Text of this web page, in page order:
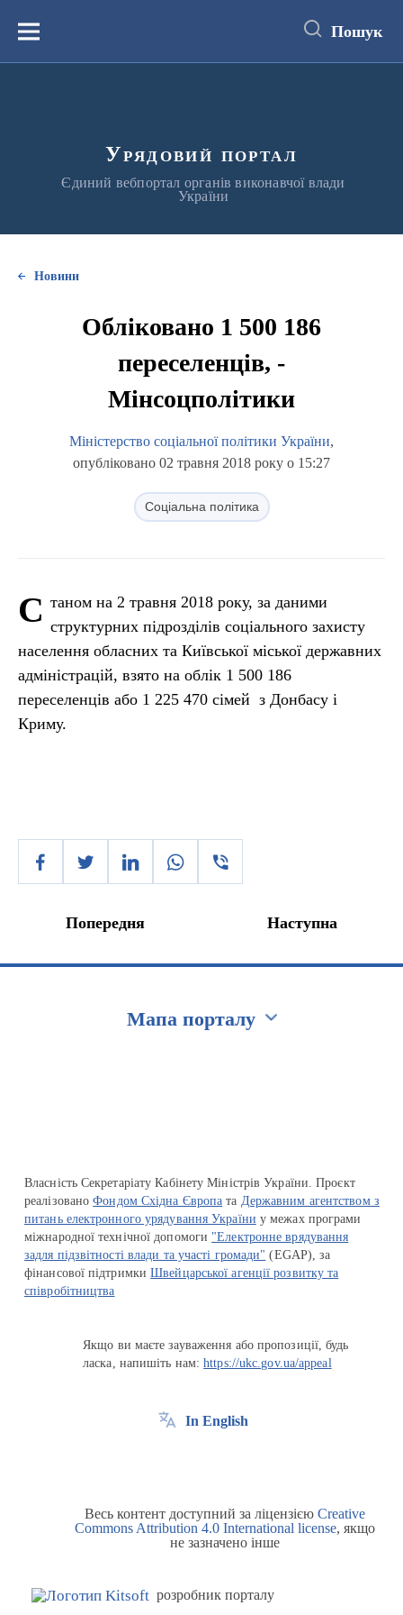
вмістуМеню Пошук
Урядовий портал
Єдиний вебпортал органів виконавчої влади
України
Новини
Обліковано 1 500 186
переселенців, -
Мінсоцполітики
Міністерство соціальної політики України,
опубліковано 02 травня 2018 року о 15:27
Соціальна політика
С таном на 2 травня 2018 року, за даними
структурних підрозділів соціального захисту
населення обласних та Київської міської державних
адміністрацій, взято на облік 1 500 186
переселенців або 1 225 470 сімей з Донбасу і
Криму.
Попередня Наступна
Мапа порталу
Власність Секретаріату Кабінету Міністрів України. Проєкт
реалізованоФондом Східна Європа та Державним агентством з
питань електронного урядування України у межах програми
міжнародної технічної допомоги "Електронне врядування
задля підзвітності влади та участі громади" (EGAP), за
фінансової підтримкиШвейцарської агенції розвитку та
співробітництва
Якщо ви маєте зауваження або пропозиції, будь
ласка, напишіть нам:https://ukc.gov.ua/appeal
In English
Весь контент доступний за ліцензією Creative
Commons Attribution 4.0 International license, якщо
не зазначено інше
розробник порталу